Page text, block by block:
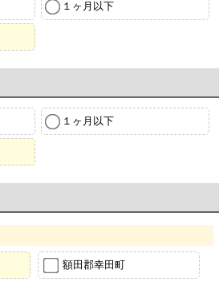
１ヶ月以下
１ヶ月以下
額田郡幸田町